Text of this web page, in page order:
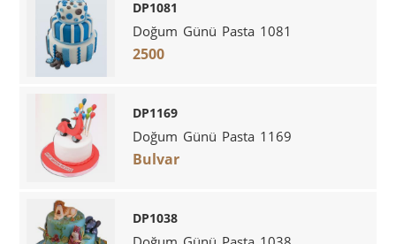
DP1081
Doğum Günü Pasta 1081
2500
DP1169
Doğum Günü Pasta 1169
Bulvar
DP1038